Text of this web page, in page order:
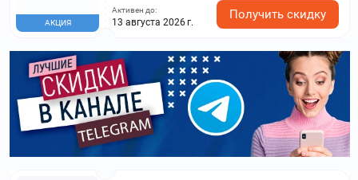
АКЦИЯ
Активен до:
13 августа 2026 г.
Получить скидку